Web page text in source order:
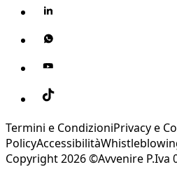
Termini e CondizioniPrivacy e
PolicyAccessibilità
Copyright 2026 ©Avvenire P.Iva